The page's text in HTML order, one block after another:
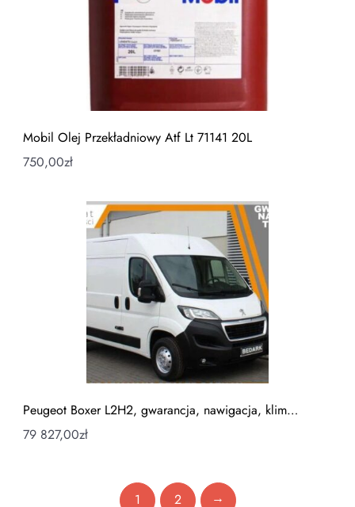
Mobil Olej Przekładniowy Atf Lt 71141 20L
750,00zł
Peugeot Boxer L2H2, gwarancja, nawigacja, klim…
79 827,00zł
1 2 →